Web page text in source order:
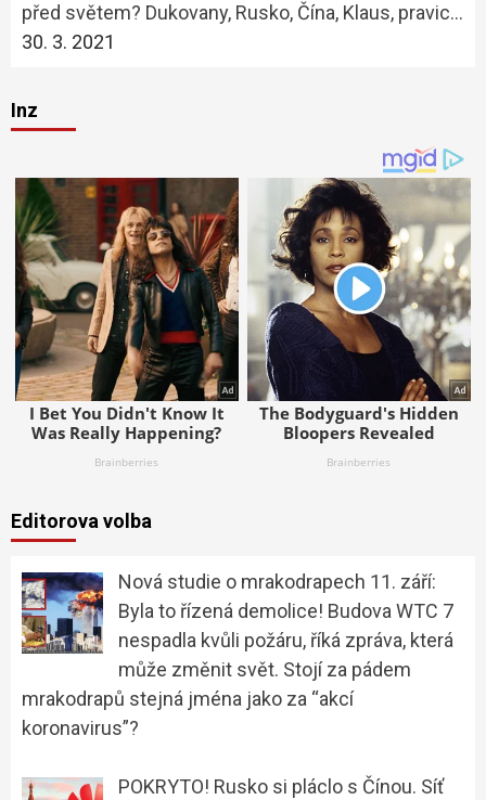
před světem? Dukovany, Rusko, Čína, Klaus, pravic…
30. 3. 2021
Inz
Editorova volba
Nová studie o mrakodrapech 11. září:
Byla to řízená demolice! Budova WTC 7
nespadla kvůli požáru, říká zpráva, která
může změnit svět. Stojí za pádem
mrakodrapů stejná jména jako za “akcí
koronavirus”?
POKRYTO! Rusko si pláclo s Čínou. Síť